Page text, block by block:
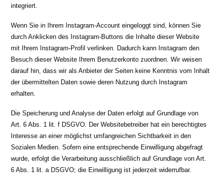
integriert.
Wenn Sie in Ihrem Instagram-Account eingeloggt sind, können Sie
durch Anklicken des Instagram-Buttons die Inhalte dieser Website
mit Ihrem Instagram-Profil verlinken. Dadurch kann Instagram den
Besuch dieser Website Ihrem Benutzerkonto zuordnen. Wir weisen
darauf hin, dass wir als Anbieter der Seiten keine Kenntnis vom Inhalt
der übermittelten Daten sowie deren Nutzung durch Instagram
erhalten.
Die Speicherung und Analyse der Daten erfolgt auf Grundlage von
Art. 6 Abs. 1 lit. f DSGVO. Der Websitebetreiber hat ein berechtigtes
Interesse an einer möglichst umfangreichen Sichtbarkeit in den
Sozialen Medien. Sofern eine entsprechende Einwilligung abgefragt
wurde, erfolgt die Verarbeitung ausschließlich auf Grundlage von Art.
6 Abs. 1 lit. a DSGVO; die Einwilligung ist jederzeit widerrufbar.